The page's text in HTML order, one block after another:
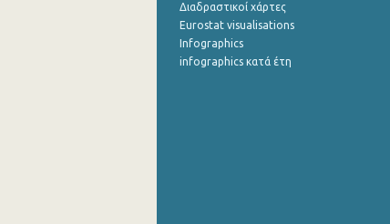
Διαδραστικοί χάρτες
Eurostat visualisations
Infographics
infographics κατά έτη